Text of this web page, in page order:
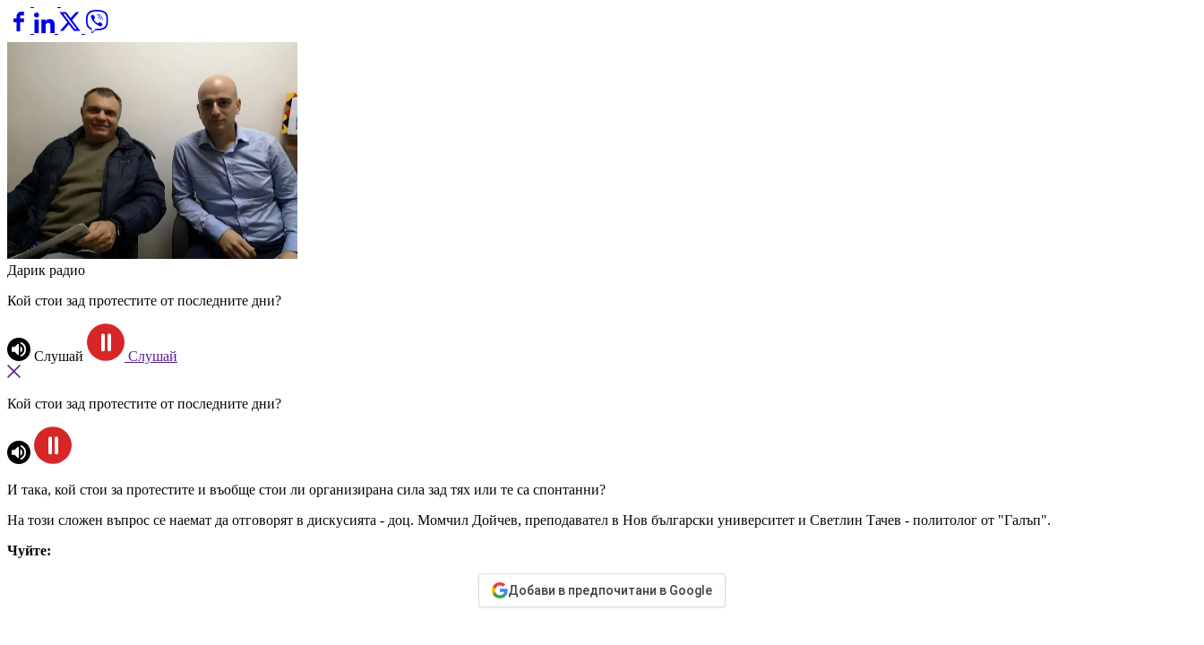
Дарик радио
Кой стои зад протестите от последните дни?
Слушай Слушай
Кой стои зад протестите от последните дни?
И така, кой стои за протестите и въобще стои ли организирана сила зад тях или те са спонтанни?
На този сложен въпрос се наемат да отговорят в дискусията - доц. Момчил Дойчев, преподавател в Нов български университет и Светлин Тачев - политолог от "Галъп".
Чуйте:
Добави в предпочитани в Google